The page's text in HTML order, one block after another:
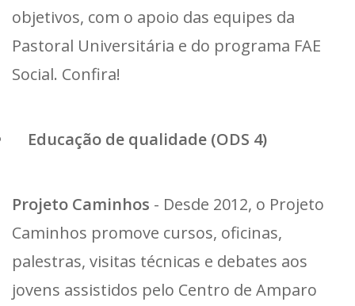
objetivos, com o apoio das equipes da
Pastoral Universitária e do programa FAE
Social. Confira!
Educação de qualidade (ODS 4)
Projeto Caminhos - Desde 2012, o Projeto
Caminhos promove cursos, oficinas,
palestras, visitas técnicas e debates aos
jovens assistidos pelo Centro de Amparo